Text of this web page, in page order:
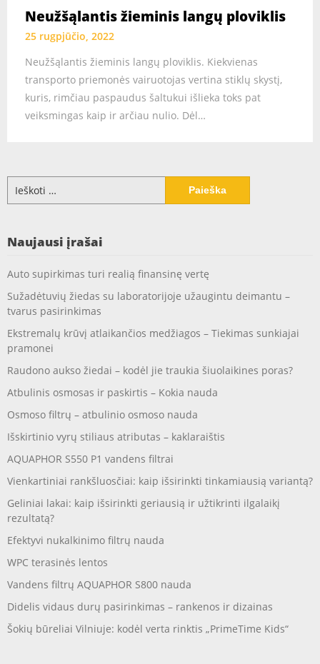
Neužšąlantis žieminis langų ploviklis
25 rugpjūčio, 2022
Neužšąlantis žieminis langų ploviklis. Kiekvienas
transporto priemonės vairuotojas vertina stiklų skystį,
kuris, rimčiau paspaudus šaltukui išlieka toks pat
veiksmingas kaip ir arčiau nulio. Dėl…
Naujausi įrašai
Auto supirkimas turi realią finansinę vertę
Sužadėtuvių žiedas su laboratorijoje užaugintu deimantu –
tvarus pasirinkimas
Ekstremalų krūvį atlaikančios medžiagos – Tiekimas sunkiajai
pramonei
Raudono aukso žiedai – kodėl jie traukia šiuolaikines poras?
Atbulinis osmosas ir paskirtis – Kokia nauda
Osmoso filtrų – atbulinio osmoso nauda
Išskirtinio vyrų stiliaus atributas – kaklaraištis
AQUAPHOR S550 P1 vandens filtrai
Vienkartiniai rankšluosčiai: kaip išsirinkti tinkamiausią variantą?
Geliniai lakai: kaip išsirinkti geriausią ir užtikrinti ilgalaikį
rezultatą?
Efektyvi nukalkinimo filtrų nauda
WPC terasinės lentos
Vandens filtrų AQUAPHOR S800 nauda
Didelis vidaus durų pasirinkimas – rankenos ir dizainas
Šokių būreliai Vilniuje: kodėl verta rinktis „PrimeTime Kids“